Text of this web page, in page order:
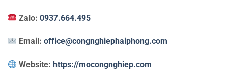
Zalo:0937.664.495
Email:office@congnghiephaiphong.com
Website:https://mocongnghiep.com